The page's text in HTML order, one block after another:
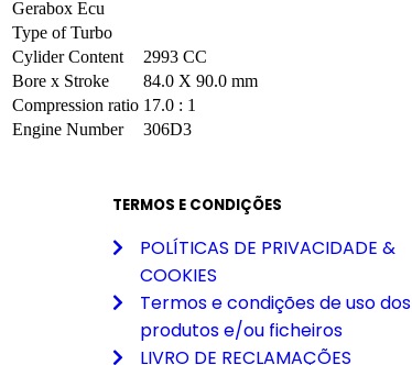
Gerabox Ecu
Type of Turbo
Cylider Content
2993 CC
Bore x Stroke
84.0 X 90.0 mm
Compression ratio 17.0 : 1
Engine Number
306D3
TERMOS E CONDIÇÕES
POLÍTICAS DE PRIVACIDADE &
COOKIES
Termos e condições de uso dos
produtos e/ou ficheiros
LIVRO DE RECLAMAÇÕES